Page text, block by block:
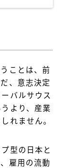
ことは、前
、意志決定
バルサウス
より、産業
れません。
型の日本と
雇用の流動